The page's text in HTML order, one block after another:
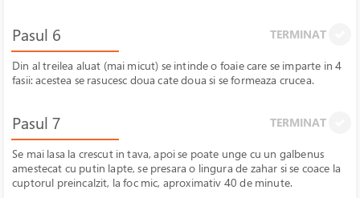
Pasul 6 TERMINAT
Din al treilea aluat (mai micut) se intinde o foaie care se imparte in 4
fasii: acestea se rasucesc doua cate doua si se formeaza crucea.
Pasul 7 TERMINAT
Se mai lasa la crescut in tava, apoi se poate unge cu un galbenus
amestecat cu putin lapte, se presara o lingura de zahar si se coace la
cuptorul preincalzit, la foc mic, aproximativ 40 de minute.